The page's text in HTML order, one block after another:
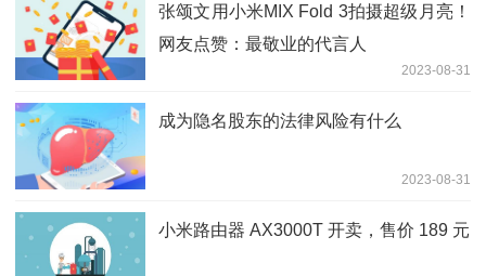
张颂文用小米MIX Fold 3拍摄超级月亮！
网友点赞：最敬业的代言人
2023-08-31
成为隐名股东的法律风险有什么
2023-08-31
小米路由器 AX3000T 开卖，售价 189 元